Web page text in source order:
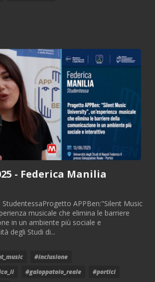
- Federica Manilia
StudentessaProgetto APPBen:"Silent Music
musicale che elimina le barriere
in un ambiente più sociale e
degli Studi di...
#inclusione
#galoppatoio_reale
#portici